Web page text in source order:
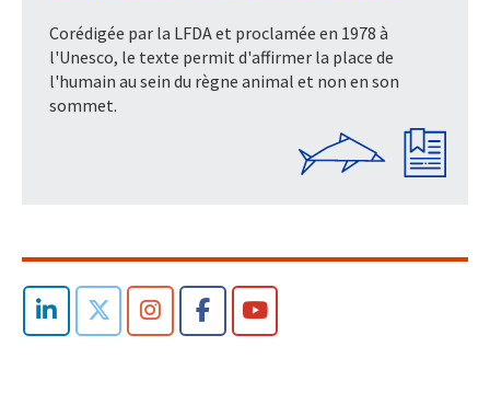
Corédigée par la LFDA et proclamée en 1978 à
l'Unesco, le texte permit d'affirmer la place de
l'humain au sein du règne animal et non en son
sommet.